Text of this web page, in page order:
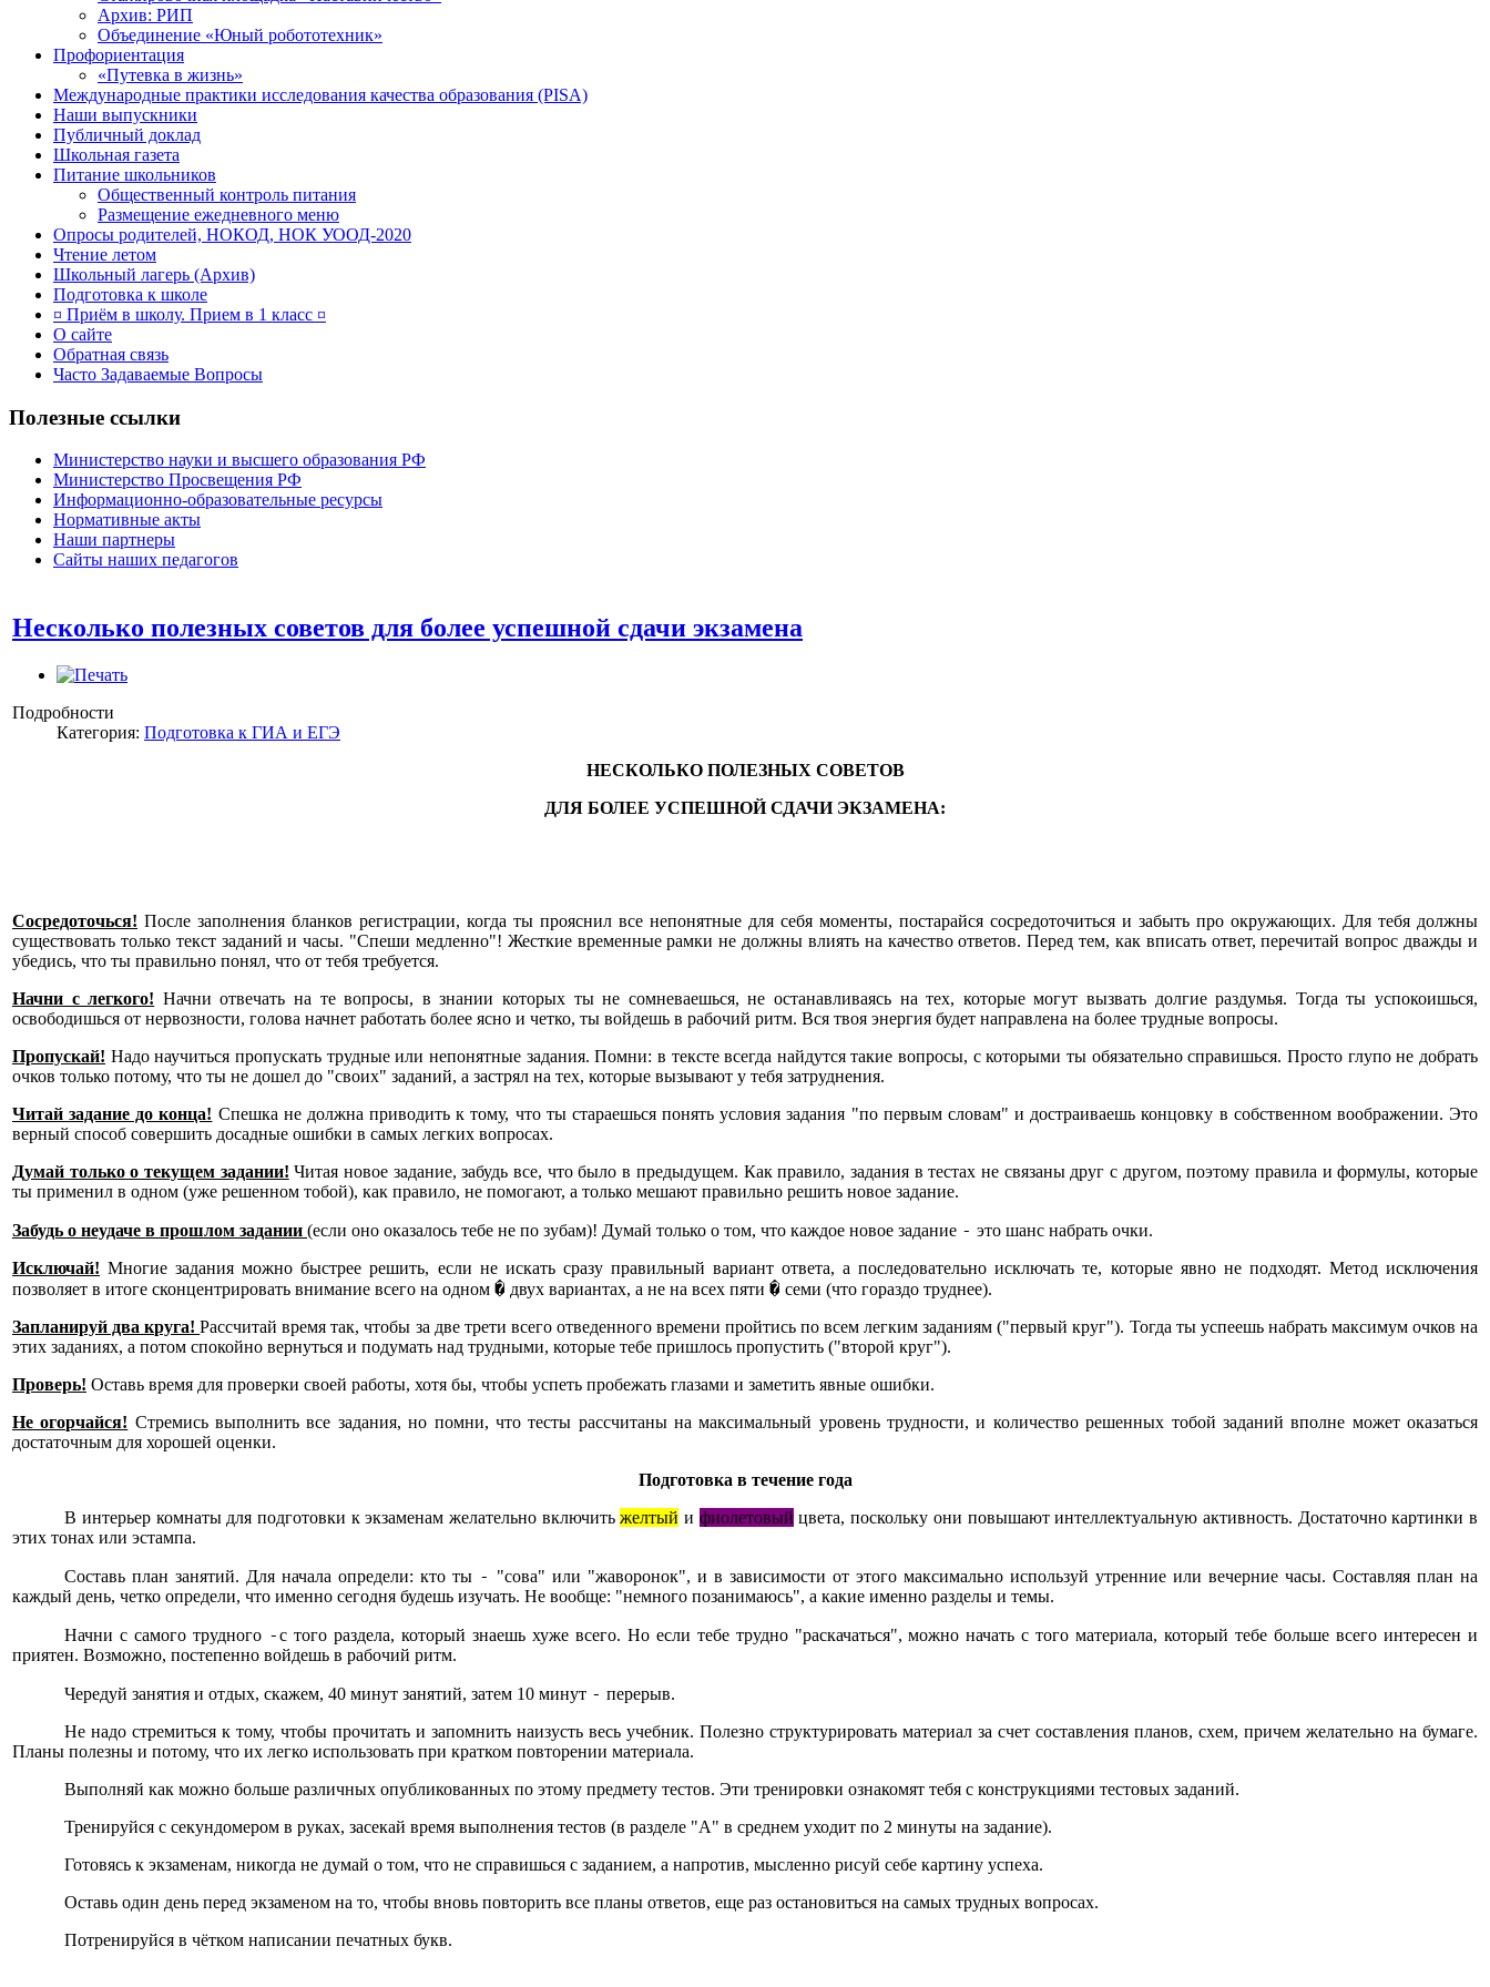
Архив: РИП
Объединение «Юный робототехник»
Профориентация
«Путевка в жизнь»
Международные практики исследования качества образования (PISA)
Наши выпускники
Публичный доклад
Школьная газета
Питание школьников
Общественный контроль питания
Размещение ежедневного меню
Опросы родителей, НОКОД, НОК УООД-2020
Чтение летом
Школьный лагерь (Архив)
Подготовка к школе
¤ Приём в школу. Прием в 1 класс ¤
О сайте
Обратная связь
Часто Задаваемые Вопросы
Полезные ссылки
Министерство науки и высшего образования РФ
Министерство Просвещения РФ
Информационно-образовательные ресурсы
Нормативные акты
Наши партнеры
Сайты наших педагогов
Несколько полезных советов для более успешной сдачи экзамена
Подробности
Категория: Подготовка к ГИА и ЕГЭ
НЕСКОЛЬКО ПОЛЕЗНЫХ СОВЕТОВ
ДЛЯ БОЛЕЕ УСПЕШНОЙ СДАЧИ ЭКЗАМЕНА:
Сосредоточься! После заполнения бланков регистрации, когда ты прояснил все непонятные для себя моменты, постарайся сосредоточиться и забыть про окружающих. Для тебя должны
существовать только текст заданий и часы. "Спеши медленно"! Жесткие временные рамки не должны влиять на качество ответов. Перед тем, как вписать ответ, перечитай вопрос дважды и
убедись, что ты правильно понял, что от тебя требуется.
Начни с легкого! Начни отвечать на те вопросы, в знании которых ты не сомневаешься, не останавливаясь на тех, которые могут вызвать долгие раздумья. Тогда ты успокоишься,
освободишься от нервозности, голова начнет работать более ясно и четко, ты войдешь в рабочий ритм. Вся твоя энергия будет направлена на более трудные вопросы.
Пропускай! Надо научиться пропускать трудные или непонятные задания. Помни: в тексте всегда найдутся такие вопросы, с которыми ты обязательно справишься. Просто глупо не добрать
очков только потому, что ты не дошел до "своих" заданий, а застрял на тех, которые вызывают у тебя затруднения.
Читай задание до конца! Спешка не должна приводить к тому, что ты стараешься понять условия задания "по первым словам" и достраиваешь концовку в собственном воображении. Это
верный способ совершить досадные ошибки в самых легких вопросах.
Думай только о текущем задании! Читая новое задание, забудь все, что было в предыдущем. Как правило, задания в тестах не связаны друг с другом, поэтому правила и формулы, которые
ты применил в одном (уже решенном тобой), как правило, не помогают, а только мешают правильно решить новое задание.
Забудь о неудаче в прошлом задании (если оно оказалось тебе не по зубам)! Думай только о том, что каждое новое задание - это шанс набрать очки.
Исключай! Многие задания можно быстрее решить, если не искать сразу правильный вариант ответа, а последовательно исключать те, которые явно не подходят. Метод исключения
позволяет в итоге сконцентрировать внимание всего на одном � двух вариантах, а не на всех пяти � семи (что гораздо труднее).
Запланируй два круга!Рассчитай время так, чтобы за две трети всего отведенного времени пройтись по всем легким заданиям ("первый круг"). Тогда ты успеешь набрать максимум очков на
этих заданиях, а потом спокойно вернуться и подумать над трудными, которые тебе пришлось пропустить ("второй круг").
Проверь! Оставь время для проверки своей работы, хотя бы, чтобы успеть пробежать глазами и заметить явные ошибки.
Не огорчайся! Стремись выполнить все задания, но помни, что тесты рассчитаны на максимальный уровень трудности, и количество решенных тобой заданий вполне может оказаться
достаточным для хорошей оценки.
Подготовка в течение года
В интерьер комнаты для подготовки к экзаменам желательно включитьжелтый и фиолетовый цвета, поскольку они повышают интеллектуальную активность. Достаточно картинки в
этих тонах или эстампа.
Составь план занятий. Для начала определи: кто ты - "сова" или "жаворонок", и в зависимости от этого максимально используй утренние или вечерние часы. Составляя план на
каждый день, четко определи, что именно сегодня будешь изучать. Не вообще: "немного позанимаюсь", а какие именно разделы и темы.
Начни с самого трудного -с того раздела, который знаешь хуже всего. Но если тебе трудно "раскачаться", можно начать с того материала, который тебе больше всего интересен и
приятен. Возможно, постепенно войдешь в рабочий ритм.
Чередуй занятия и отдых, скажем, 40 минут занятий, затем 10 минут - перерыв.
Не надо стремиться к тому, чтобы прочитать и запомнить наизусть весь учебник. Полезно структурировать материал за счет составления планов, схем, причем желательно на бумаге.
Планы полезны и потому, что их легко использовать при кратком повторении материала.
Выполняй как можно больше различных опубликованных по этому предмету тестов. Эти тренировки ознакомят тебя с конструкциями тестовых заданий.
Тренируйся с секундомером в руках, засекай время выполнения тестов (в разделе "А" в среднем уходит по 2 минуты на задание).
Готовясь к экзаменам, никогда не думай о том, что не справишься с заданием, а напротив, мысленно рисуй себе картину успеха.
Оставь один день перед экзаменом на то, чтобы вновь повторить все планы ответов, еще раз остановиться на самых трудных вопросах.
Потренируйся в чётком написании печатных букв.